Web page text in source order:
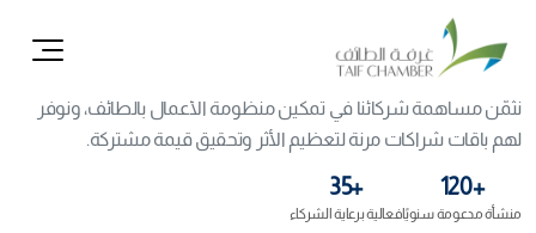
شركاء النجاح
نُثمّن مساهمة شركائنا في تمكين منظومة الأعمال بالطائف، ونوفّر
لهم باقات شراكات مرنة لتعظيم الأثر وتحقيق قيمة مشتركة.
+120
منشأة مدعومة سنويًا
+35
فعالية برعاية الشركاء